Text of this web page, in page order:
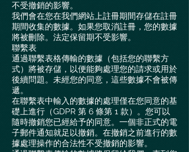
不受撤銷的影響。
我們會在您在我們網站上註冊期間存儲在註冊
期間收集的數據。如果您取消註冊，您的數據
將被刪除。法定保留期不受影響。
聯繫表
通過聯繫表格傳輸的數據（包括您的聯繫方
式）將被存儲，以便能夠處理您的請求或用於
後續問題。未經您的同意，這些數據不會被傳
遞。
在聯繫表中輸入的數據的處理僅在您同意的基
礎上進行（GDPR 第 6 條第 1 款）。您可以
隨時撤銷您已經給予的同意。一個非正式的電
子郵件通知就足以撤銷。在撤銷之前進行的數
據處理操作的合法性不受撤銷的影響。